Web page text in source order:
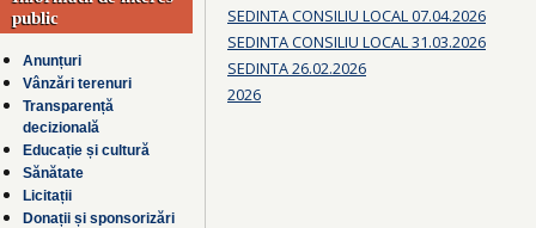
public
Anunțuri
Vânzări terenuri
Transparență
decizională
Educație și cultură
Sănătate
Licitații
Donații și sponsorizări
SEDINTA CONSILIU LOCAL 07.04.2026
SEDINTA CONSILIU LOCAL 31.03.2026
SEDINTA 26.02.2026
2026